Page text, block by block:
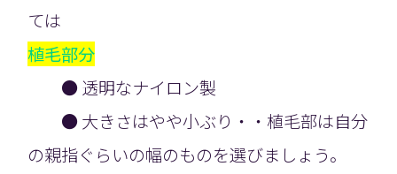
ては
植毛部分
● 透明なナイロン製
● 大きさはやや小ぶり・・植毛部は自分
の親指ぐらいの幅のものを選びましょう。